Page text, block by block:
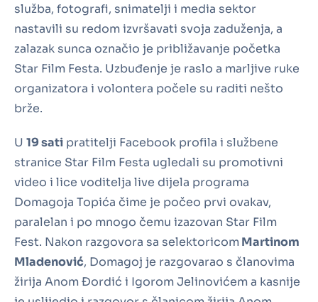
služba, fotografi, snimatelji i media sektor
nastavili su redom izvršavati svoja zaduženja, a
zalazak sunca označio je približavanje početka
Star Film Festa. Uzbuđenje je raslo a marljive ruke
organizatora i volontera počele su raditi nešto
brže.
U 19 sati pratitelji Facebook profila i službene
stranice Star Film Festa ugledali su promotivni
video i lice voditelja live dijela programa
Domagoja Topića čime je počeo prvi ovakav,
paralelan i po mnogo čemu izazovan Star Film
Fest. Nakon razgovora sa selektoricomMartinom
Mladenović, Domagoj je razgovarao s članovima
žirija Anom Đordić i Igorom Jelinovićem a kasnije